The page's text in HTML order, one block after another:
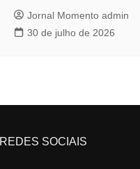
Jornal Momento admin
30 de julho de 2026
REDES SOCIAIS